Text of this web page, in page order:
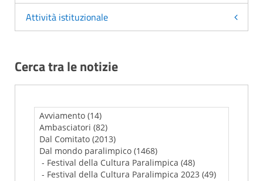
Attività istituzionale
Cerca tra le notizie